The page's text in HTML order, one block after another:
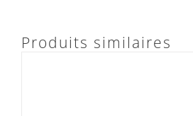
Produits similaires